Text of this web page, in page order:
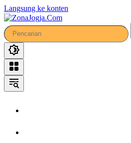
Langsung ke konten